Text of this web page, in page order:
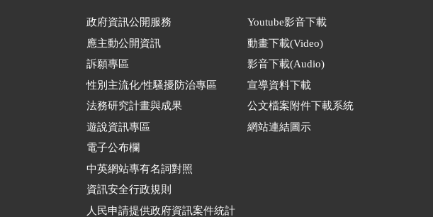
政府資訊公開服務
應主動公開資訊
訴願專區
性別主流化/性騷擾防治專區
法務研究計畫與成果
遊說資訊專區
電子公布欄
中英網站專有名詞對照
資訊安全行政規則
人民申請提供政府資訊案件統計
Youtube影音下載
動畫下載(Video)
影音下載(Audio)
宣導資料下載
公文檔案附件下載系統
網站連結圖示